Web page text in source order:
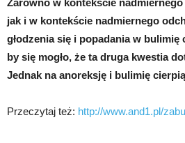
Zarówno w kontekście
jak i w kontekście nadmiernego
głodzenia się i popadania w bulimię
by się mogło, że ta druga kwestia
Jednak na anoreksję i bulimię
Przeczytaj też: http://www.and1.pl/